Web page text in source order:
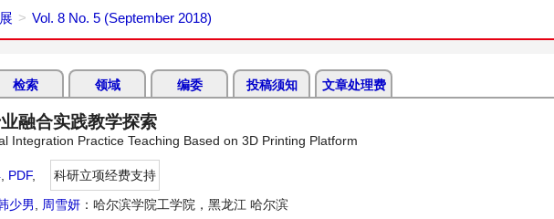
Vol. 8 No. 5 (September 2018)
检索 领域 编委 投稿须知 文章处理费
融合实践教学探索
Integration Practice Teaching Based on 3D Printing Platform
PDF,
科研立项经费支持
少男 周雪妍 ：哈尔滨学院工学院，黑龙江 哈尔滨